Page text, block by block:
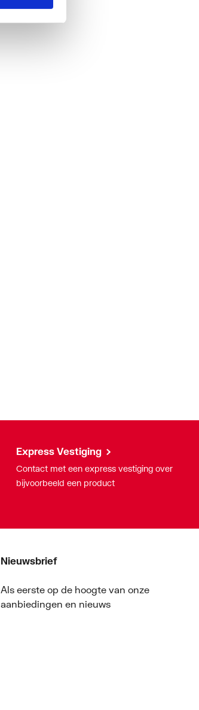
Express Vestiging
Contact met een express vestiging over
bijvoorbeeld een product
Nieuwsbrief
Als eerste op de hoogte van onze
aanbiedingen en nieuws